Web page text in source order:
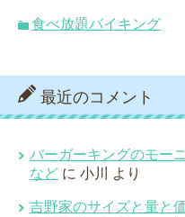
食べ放題バイキング
最近のコメント
バーガーキングのモー
など に 小川 より
吉野家のサイズと量と